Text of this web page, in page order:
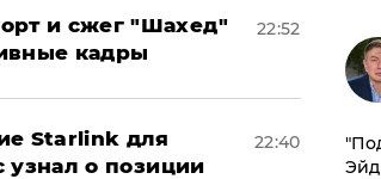
и сжег "Шахед"
кадры
22:52
Starlink для
узнал о позиции
22:40